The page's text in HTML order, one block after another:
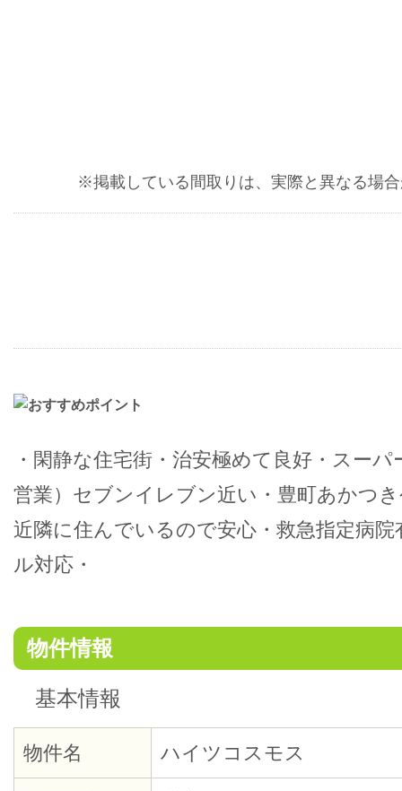
※掲載している間取りは、実際と異なる場
・閑静な住宅街・治安極めて良好・スー
営業）セブンイレブン近い・豊町あかつ
近隣に住んでいるので安心・救急指定病
ル対応・
物件情報
基本情報
物件名 ハイツコスモス